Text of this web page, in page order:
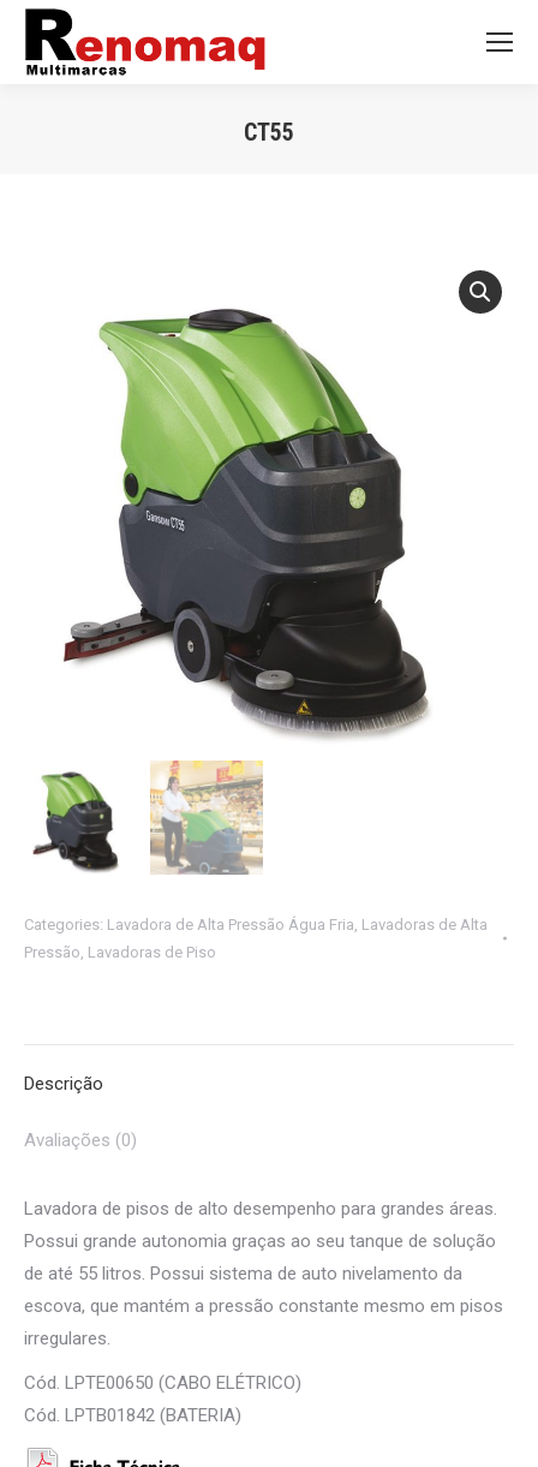
CT55
Categories: Lavadora de Alta Pressão Água Fria Lavadoras de Alta
Pressão Lavadoras de Piso
Descrição
Avaliações (0)
Lavadora de pisos de alto desempenho para grandes áreas.
Possui grande autonomia graças ao seu tanque de solução
de até 55 litros. Possui sistema de auto nivelamento da
escova, que mantém a pressão constante mesmo em pisos
irregulares.
Cód. LPTE00650 (CABO ELÉTRICO)
Cód. LPTB01842 (BATERIA)